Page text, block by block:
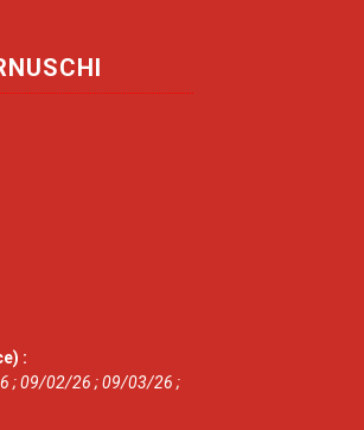
:
; 09/02/26 ; 09/03/26 ;